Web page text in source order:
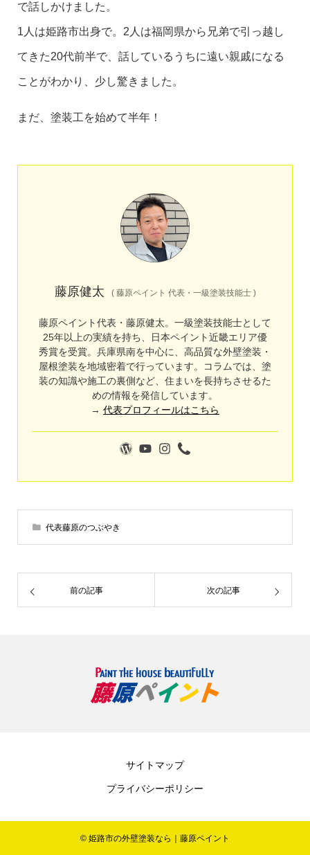
で話しかけました。
1人は姫路市出身で。2人は福岡県から兄弟で引っ越し
てきた20代前半で、話しているうちに遠い親戚になる
ことがわかり、少し驚きました。
まだ、塗装工を始めて半年 ！
藤原健太 (藤原ペイント 代表・一級塗装技能士 )
藤原ペイント代表・藤原健太。一級塗装技能士として
25年以上の実績を持ち、日本ペイント近畿エリア優
秀賞を受賞。兵庫県南を中心に、高品質な外壁塗装・
屋根塗装を地域密着で行っています。コラムでは、塗
装の知識や施工の裏側など、住まいを長持ちさせるた
めの情報を発信しています。
→ 代表プロフィールはこちら
代表藤原のつぶやき
前の記事 次の記事
サイトマップ
プライバシーポリシー
© 姫路市の外壁塗装なら｜藤原ペイント